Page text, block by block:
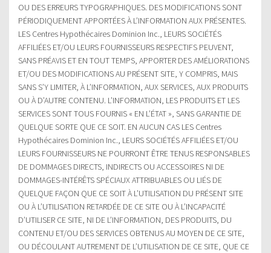
OU DES ERREURS TYPOGRAPHIQUES. DES MODIFICATIONS SONT
PÉRIODIQUEMENT APPORTÉES À L’INFORMATION AUX PRÉSENTES.
LES Centres Hypothécaires Dominion Inc., LEURS SOCIÉTÉS
AFFILIÉES ET/OU LEURS FOURNISSEURS RESPECTIFS PEUVENT,
SANS PRÉAVIS ET EN TOUT TEMPS, APPORTER DES AMÉLIORATIONS
ET/OU DES MODIFICATIONS AU PRÉSENT SITE, Y COMPRIS, MAIS
SANS S’Y LIMITER, À L’INFORMATION, AUX SERVICES, AUX PRODUITS
OU À D’AUTRE CONTENU. L’INFORMATION, LES PRODUITS ET LES
SERVICES SONT TOUS FOURNIS « EN L’ÉTAT », SANS GARANTIE DE
QUELQUE SORTE QUE CE SOIT. EN AUCUN CAS LES Centres
Hypothécaires Dominion Inc., LEURS SOCIÉTÉS AFFILIÉES ET/OU
LEURS FOURNISSEURS NE POURRONT ÊTRE TENUS RESPONSABLES
DE DOMMAGES DIRECTS, INDIRECTS OU ACCESSOIRES NI DE
DOMMAGES-INTÉRÊTS SPÉCIAUX ATTRIBUABLES OU LIÉS DE
QUELQUE FAÇON QUE CE SOIT À L’UTILISATION DU PRÉSENT SITE
OU À L’UTILISATION RETARDÉE DE CE SITE OU À L’INCAPACITÉ
D’UTILISER CE SITE, NI DE L’INFORMATION, DES PRODUITS, DU
CONTENU ET/OU DES SERVICES OBTENUS AU MOYEN DE CE SITE,
OU DÉCOULANT AUTREMENT DE L’UTILISATION DE CE SITE, QUE CE